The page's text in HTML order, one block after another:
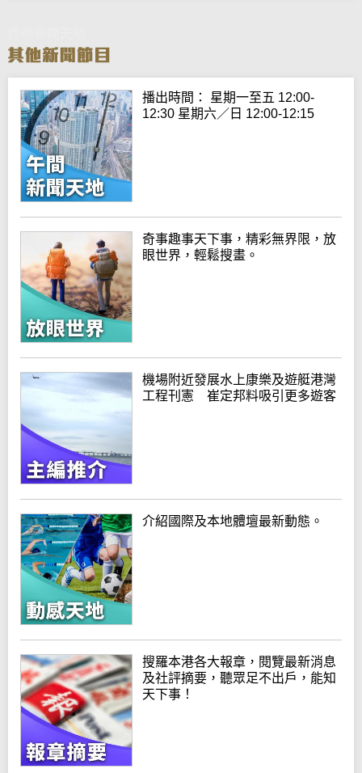
播出時間： 星期一至五 12:00-
12:30 星期六／日 12:00-12:15
奇事趣事天下事，精彩無界限，放
眼世界，輕鬆搜畫。
機場附近發展水上康樂及遊艇港灣
工程刊憲 崔定邦料吸引更多遊客
介紹國際及本地體壇最新動態。
搜羅本港各大報章，閱覽最新消息
及社評摘要，聽眾足不出戶，能知
天下事！